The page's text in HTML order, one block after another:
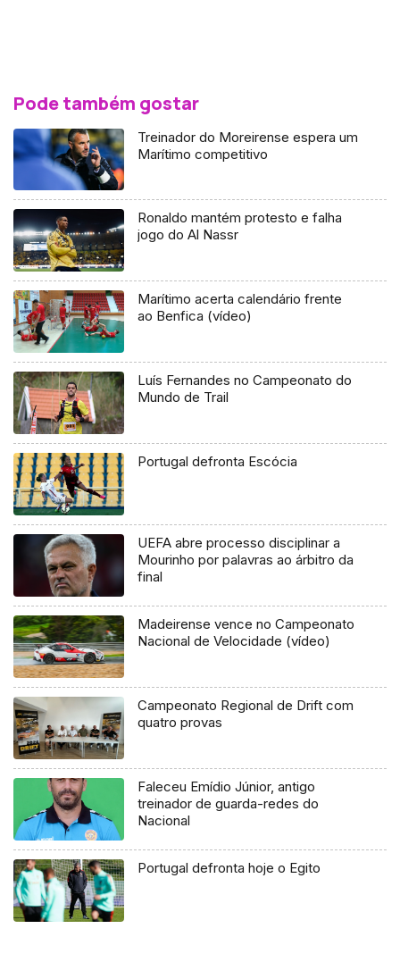
Pode também gostar
Treinador do Moreirense espera um
Marítimo competitivo
Ronaldo mantém protesto e falha
jogo do Al Nassr
Marítimo acerta calendário frente
ao Benfica (vídeo)
Luís Fernandes no Campeonato do
Mundo de Trail
Portugal defronta Escócia
UEFA abre processo disciplinar a
Mourinho por palavras ao árbitro da
final
Madeirense vence no Campeonato
Nacional de Velocidade (vídeo)
Campeonato Regional de Drift com
quatro provas
Faleceu Emídio Júnior, antigo
treinador de guarda-redes do
Nacional
Portugal defronta hoje o Egito